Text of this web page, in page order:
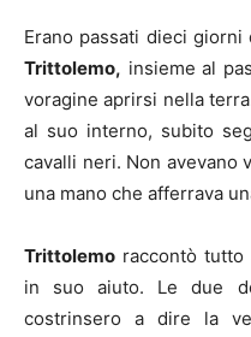
Erano passati dieci giorni
Trittolemo, insieme al
voragine aprirsi nella
al suo interno, subito
cavalli neri. Non avevano
una mano che afferrava
Trittolemo raccontò tutto
in suo aiuto. Le due
costrinsero a dire la